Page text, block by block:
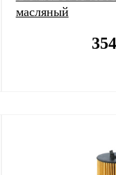
масляный